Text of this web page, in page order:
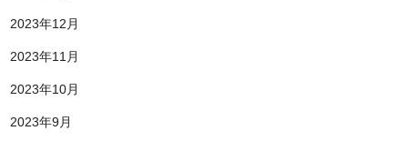
2023年12月
2023年11月
2023年10月
2023年9月